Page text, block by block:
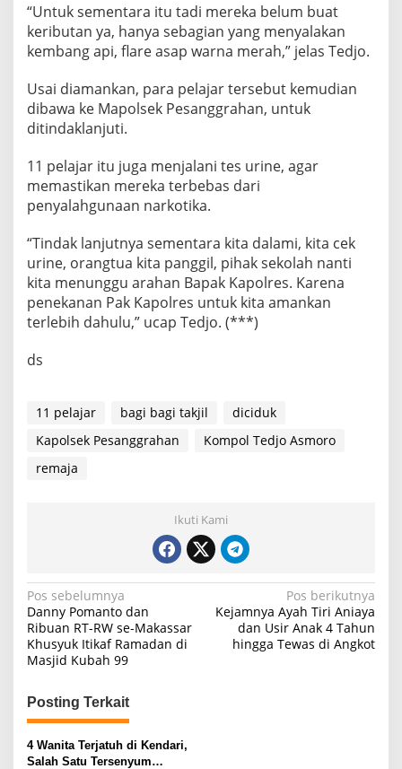
“Untuk sementara itu tadi mereka belum buat
keributan ya, hanya sebagian yang menyalakan
kembang api, flare asap warna merah,” jelas Tedjo.
Usai diamankan, para pelajar tersebut kemudian
dibawa ke Mapolsek Pesanggrahan, untuk
ditindaklanjuti.
11 pelajar itu juga menjalani tes urine, agar
memastikan mereka terbebas dari
penyalahgunaan narkotika.
“Tindak lanjutnya sementara kita dalami, kita cek
urine, orangtua kita panggil, pihak sekolah nanti
kita menunggu arahan Bapak Kapolres. Karena
penekanan Pak Kapolres untuk kita amankan
terlebih dahulu,” ucap Tedjo. (***)
ds
11 pelajar bagi bagi takjil
diciduk
Kapolsek Pesanggrahan
Kompol Tedjo Asmoro
remaja
Ikuti Kami
N
a
v
g
a
s
Pos sebelumnya
Danny Pomanto dan
Ribuan RT-RW se-Makassar
Khusyuk Itikaf Ramadan di
Masjid Kubah 99
Pos berikutnya
Kejamnya Ayah Tiri Aniaya
dan Usir Anak 4 Tahun
hingga Tewas di Angkot
Posting Terkait
4 Wanita Terjatuh di Kendari,
Salah Satu Tersenyum